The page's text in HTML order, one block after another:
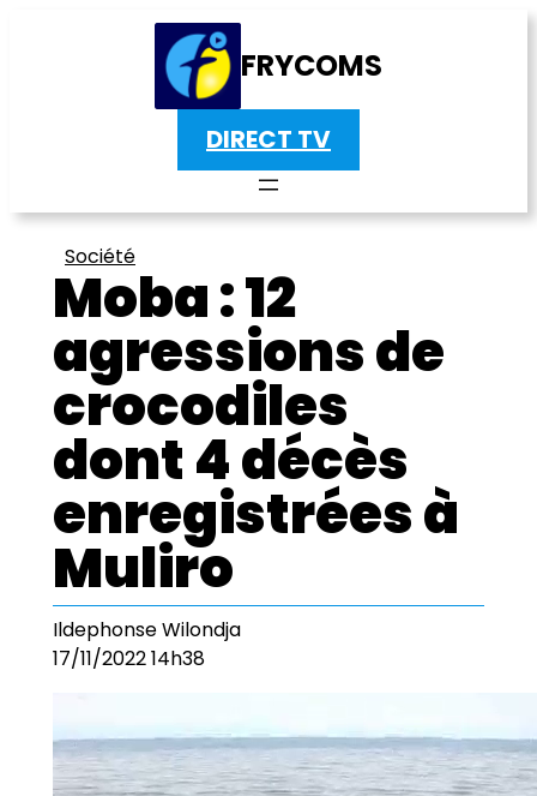
FRYCOMS
DIRECT TV
Société
Moba : 12
agressions de
crocodiles
dont 4 décès
enregistrées à
Muliro
Ildephonse Wilondja
17/11/2022 14h38